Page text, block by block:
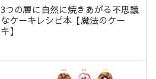
3つの層に自然に焼きあがる不思議
なケーキレシピ本【魔法のケー
キ】